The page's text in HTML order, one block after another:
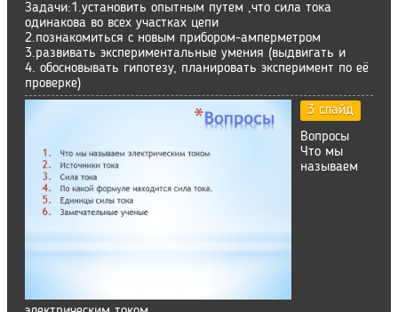
Задачи:1.установить опытным путем ,что сила тока
одинакова во всех участках цепи
2.познакомиться с новым прибором-амперметром
3.развивать экспериментальные умения (выдвигать и
4. обосновывать гипотезу, планировать эксперимент по её
проверке)
3 слайд
Вопросы
Что мы
называем